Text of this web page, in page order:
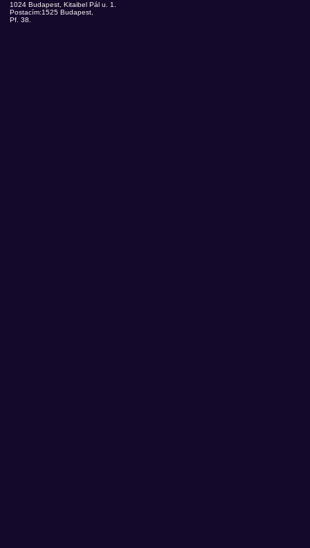
1024 Budapest, Kitaibel Pál u. 1.
Postacím:1525 Budapest,
Pf. 38.